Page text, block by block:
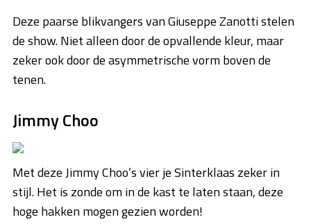
Deze paarse blikvangers van Giuseppe Zanotti stelen
de show. Niet alleen door de opvallende kleur, maar
zeker ook door de asymmetrische vorm boven de
tenen.
Jimmy Choo
Met deze Jimmy Choo’s vier je Sinterklaas zeker in
stijl. Het is zonde om in de kast te laten staan, deze
hoge hakken mogen gezien worden!